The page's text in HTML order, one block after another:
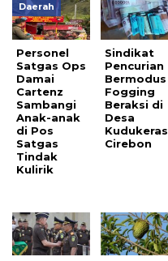
Daerah
Personel
Satgas Ops
Damai
Cartenz
Sambangi
Anak-anak
di Pos
Satgas
Tindak
Kulirik
Sindikat
Pencurian
Bermodus
Fogging
Beraksi di
Desa
Kudukeras
Cirebon